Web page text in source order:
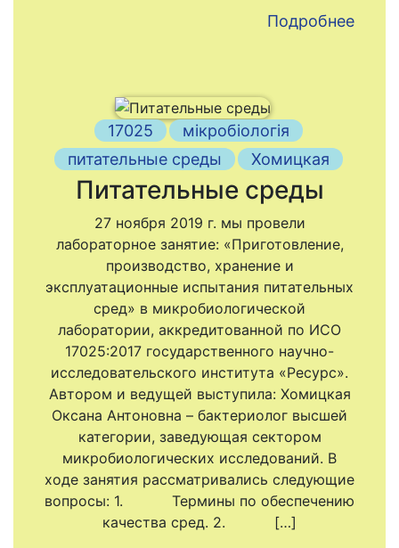
Подробнее
17025
мікробіологія
питательные среды
Хомицкая
Питательные среды
27 ноября 2019 г. мы провели
лабораторное занятие: «Приготовление,
производство, хранение и
эксплуатационные испытания питательных
сред» в микробиологической
лаборатории, аккредитованной по ИСО
17025:2017 государственного научно-
исследовательского института «Ресурс».
Автором и ведущей выступила: Хомицкая
Оксана Антоновна – бактериолог высшей
категории, заведующая сектором
микробиологических исследований. В
ходе занятия рассматривались следующие
вопросы: 1. Термины по обеспечению
качества сред. 2. […]